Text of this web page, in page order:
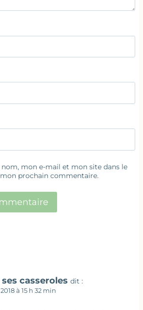
mon e-mail et mon site dans le
prochain commentaire.
casseroles dit :
à 15 h 32 min